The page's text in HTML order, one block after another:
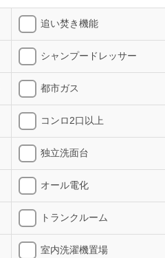
追い焚き機能
シャンプードレッサー
都市ガス
コンロ2口以上
独立洗面台
オール電化
トランクルーム
室内洗濯機置場